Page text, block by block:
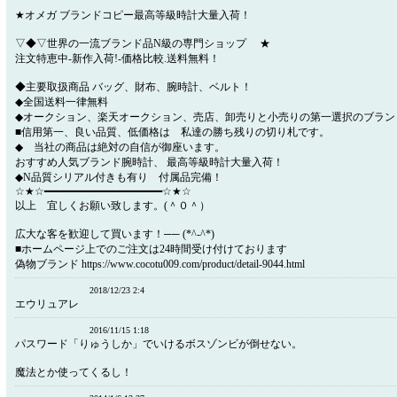
★オメガ ブランドコピー最高等級時計大量入荷！
▽◆▽世界の一流ブランド品N級の専門ショップ ★
注文特恵中-新作入荷!-価格比較.送料無料！
◆主要取扱商品 バッグ、財布、腕時計、ベルト！
◆全国送料一律無料
◆オークション、楽天オークション、売店、卸売りと小売りの第一選択のブラ
■信用第一、良い品質、低価格は 私達の勝ち残りの切り札です。
◆ 当社の商品は絶対の自信が御座います。
おすすめ人気ブランド腕時計、 最高等級時計大量入荷！
◆N品質シリアル付きも有り 付属品完備！
☆★☆━━━━━━━━━━━━━━━━━━━☆★☆
以上 宜しくお願い致します。(＾０＾）
広大な客を歓迎して買います！── (*^-^*)
■ホームページ上でのご注文は24時間受け付けております
偽物ブランド https://www.cocotu009.com/product/detail-9044.html
2018/12/23 2:4
エウリュアレ
2016/11/15 1:18
パスワード「りゅうしか」でいけるボスゾンビが倒せない。
魔法とか使ってくるし！